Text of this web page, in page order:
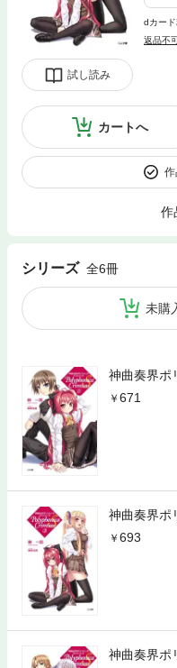
試し読み
dカー
返品不
カートへ
作
作
シリーズ 全6冊
未購
神曲奏界ポ
671
神曲奏界
693
神曲奏界